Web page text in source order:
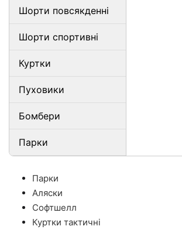
Шорти повсякденні
Шорти спортивні
Куртки
Пуховики
Бомбери
Парки
Парки
Аляски
Софтшелл
Куртки тактичні